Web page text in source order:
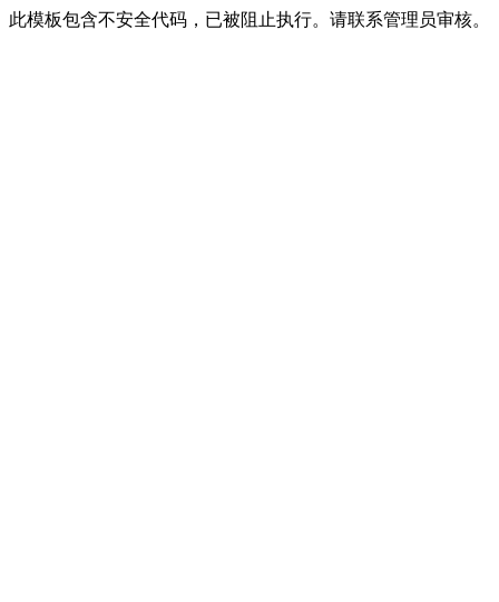
此模板包含不安全代码，已被阻止执行。请联系管理员审核。